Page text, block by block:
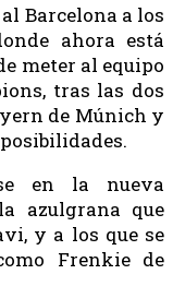
Barcelona a los
ahora está
meter al equipo
tras las dos
de Múnich y
en la nueva
azulgrana que
y a los que se
Frenkie de